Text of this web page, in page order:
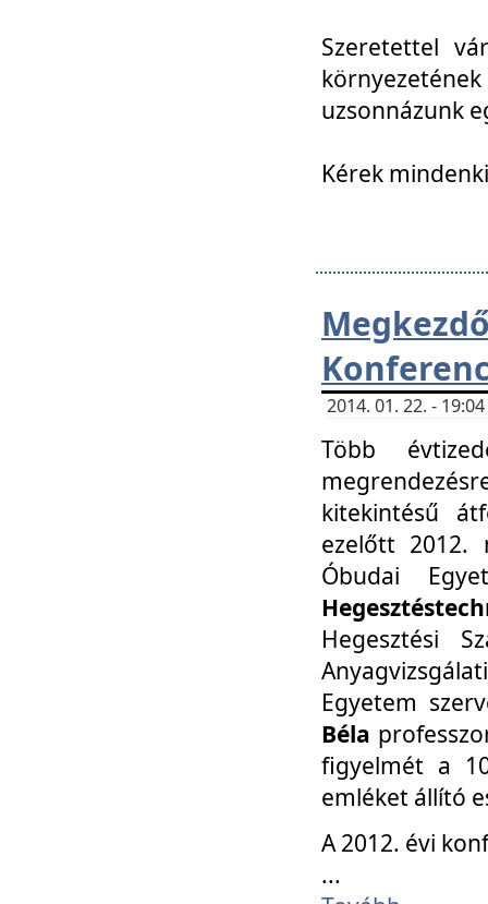
Szeretettel
uzsonnázunk
Kérek
2014. 01. 22. -
Több
kitekintésű
ezelőtt 2012.
Óbudai
Hegesztési
Egyetem
Béla
figyelmét a
emléket állító
A 2012. évi
...